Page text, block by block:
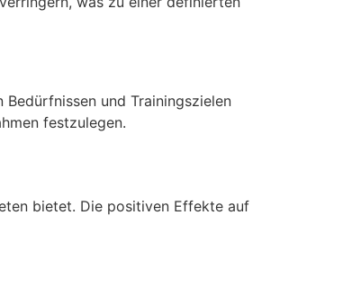
und Trainingszielen
festzulegen.
bietet. Die positiven Effekte auf